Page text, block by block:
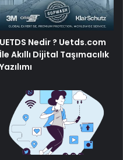
UETDS Nedir ? Uetds.com
İle Akıllı Dijital Taşımacılık
Yazılımı